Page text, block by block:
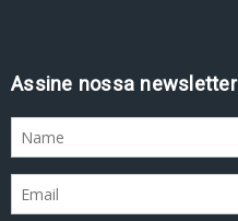
Assine nossa newsletter